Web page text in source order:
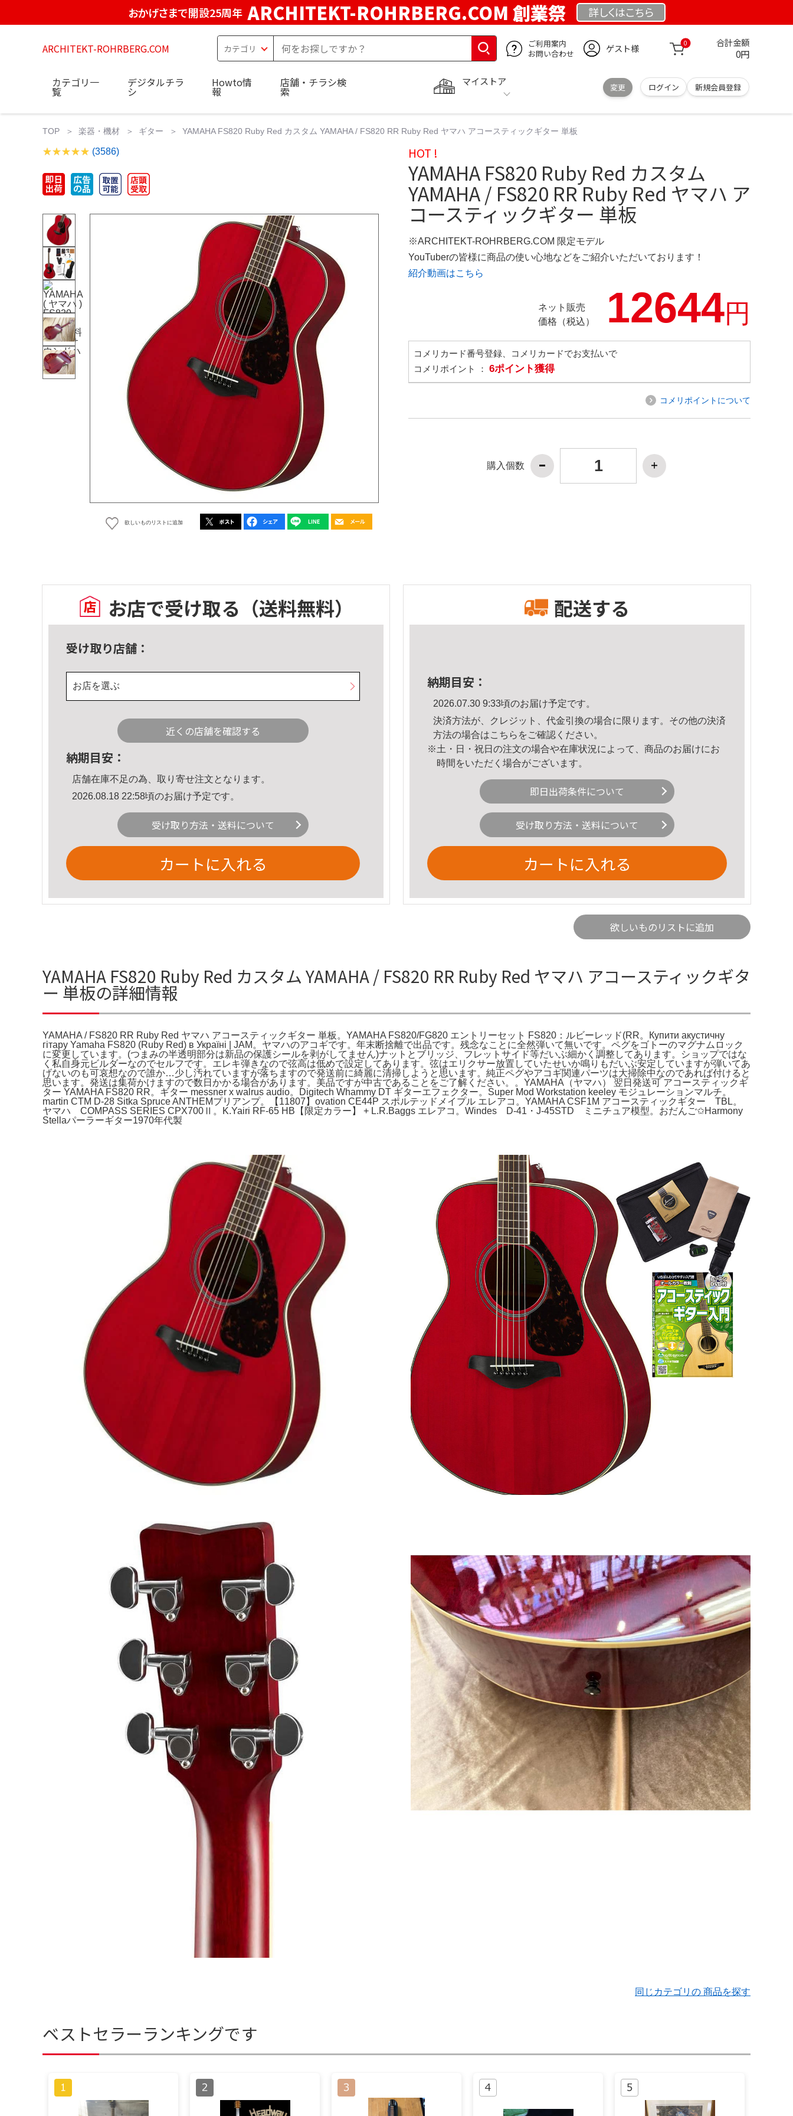
おかげさまで開設25周年 ARCHITEKT-ROHRBERG.COM 創業祭 詳しくはこちら
ARCHITEKT-ROHRBERG.COM
ご利用案内
お問い合わせ
ゲスト様 0 合計金額
0円
マイストア
変更 ログイン 新規会員登録
カテゴリ一
覧
デジタルチラ
シ
Howto情
報
店舗・チラシ検
索
TOP 楽器・機材 ギター YAMAHA FS820 Ruby Red カスタム YAMAHA / FS820 RR Ruby Red ヤマハ アコースティックギター 単板
(3586)
欲しいものリストに追加
HOT !
YAMAHA FS820 Ruby Red カスタム
YAMAHA / FS820 RR Ruby Red ヤマハ ア
コースティックギター 単板
※ARCHITEKT-ROHRBERG.COM 限定モデル
YouTuberの皆様に商品の使い心地などをご紹介いただいております！
紹介動画はこちら
ネット販売
価格（税込）
12644円
コメリカード番号登録、コメリカードでお支払いで
コメリポイント ： 6ポイント獲得
コメリポイントについて
購入個数
お店で受け取る （送料無料）
受け取り店舗：
お店を選ぶ
近くの店舗を確認する
納期目安：
店舗在庫不足の為、取り寄せ注文となります。
2026.08.18 22:58頃のお届け予定です。
受け取り方法・送料について
カートに入れる
配送する
納期目安：
2026.07.30 9:33頃のお届け予定です。
決済方法が、クレジット、代金引換の場合に限ります。その他の決済
方法の場合はこちら をご確認ください。
※土・日・祝日の注文の場合や在庫状況によって、商品のお届けにお
時間をいただく場合がございます。
即日出荷条件について
受け取り方法・送料について
カートに入れる
欲しいものリストに追加
YAMAHA FS820 Ruby Red カスタム YAMAHA / FS820 RR Ruby Red ヤマハ アコースティックギタ
ー 単板の詳細情報
YAMAHA / FS820 RR Ruby Red ヤマハ アコースティックギター 単板。YAMAHA FS820/FG820 エントリーセット FS820：ルビーレッド(RR。Купити акустичну
гітару Yamaha FS820 (Ruby Red) в Україні | JAM。ヤマハのアコギです。年末断捨離で出品です。残念なことに全然弾いて無いです。ペグをゴトーのマグナムロック
に変更しています。(つまみの半透明部分は新品の保護シールを剥がしてません)ナットとブリッジ、フレットサイド等だいぶ細かく調整してあります。ショップではな
く私自身元ビルダーなのでセルフです。エレキ弾きなので弦高は低めで設定してあります。弦はエリクサー放置していたせいか鳴りもだいぶ安定していますが弾いてあ
げないのも可哀想なので誰か…少し汚れていますが落ちますので発送前に綺麗に清掃しようと思います。純正ペグやアコギ関連パーツは大掃除中なのであれば付けると
思います。発送は集荷かけますので数日かかる場合があります。美品ですが中古であることをご了解ください。。YAMAHA（ヤマハ） 翌日発送可 アコースティックギ
ター YAMAHA FS820 RR。ギター messner x walrus audio。Digitech Whammy DT ギターエフェクター。Super Mod Workstation keeley モジュレーションマルチ。
martin CTM D-28 Sitka Spruce ANTHEMプリアンプ。【11807】ovation CE44P スポルテッドメイプル エレアコ。YAMAHA CSF1M アコースティックギター TBL。
ヤマハ COMPASS SERIES CPX700Ⅱ。K.Yairi RF-65 HB【限定カラー】 + L.R.Baggs エレアコ。Windes D-41・J-45STD ミニチュア模型。おだんご✩Harmony
Stellaパーラーギター1970年代製
同じカテゴリの 商品を探す
ベストセラーランキングです